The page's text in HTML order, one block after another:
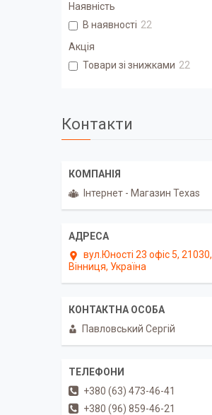
Наявність
В наявності 22
Акція
Товари зі знижками 22
Контакти
Інтернет - Магазин Texas
вул.Юності 23 офіс 5, 21030,
Вінниця, Україна
Павловський Сергій
+380 (63) 473-46-41
+380 (96) 859-46-21